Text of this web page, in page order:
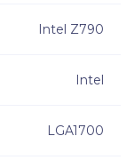
Intel Z790
Intel
LGA1700